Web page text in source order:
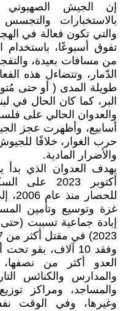
إن الجيش
بالاستخبارات والتجسس
والتي تكون فعالة في
تفوق أسبوعًا، باستخدام
من مسافات بعيدة،
الدّمار، وتتضاءل هذه
طويلة المدى ( أو حتى
والعدوان الحالي على
أسابيع، وأظهرت عجز
حرب الغوار، خلافًا
والأضرار المادية.
يهدف العدوان الذي
أكتوبر 2023
غزة وتوسيع وتأمين
وفقد 10 آلاف،
العدو أكثر من
والمدارس والكنائس
والمساجد، ومراكز
وغيرها، وفي الوقت